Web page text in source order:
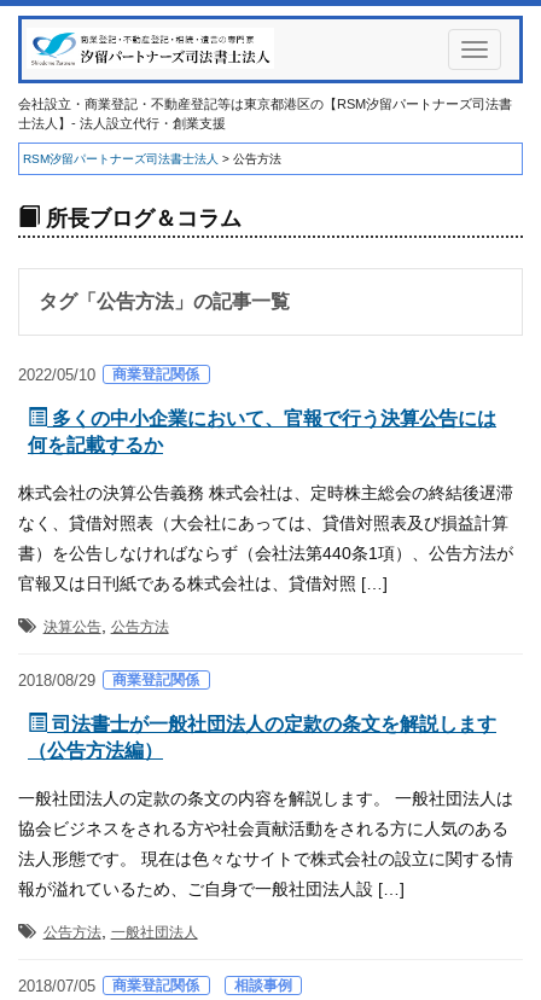
Toggle
会社設立・商業登記・不動産登記等は東京都港区の【RSM汐留パートナーズ司法書
士法人】- 法人設立代行・創業支援
RSM汐留パートナーズ司法書士法人 > 公告方法
所長ブログ＆コラム
タグ「 公告方法 」の記事一覧
2022/05/10 商業登記関係
多くの中小企業において、官報で行う決算公告には
何を記載するか
株式会社の決算公告義務 株式会社は、定時株主総会の終結後遅滞
なく、貸借対照表（大会社にあっては、貸借対照表及び損益計算
書）を公告しなければならず（会社法第440条1項）、公告方法が
官報又は日刊紙である株式会社は、貸借対照 […]
決算公告, 公告方法
2018/08/29 商業登記関係
司法書士が一般社団法人の定款の条文を解説します
（公告方法編）
一般社団法人の定款の条文の内容を解説します。 一般社団法人は
協会ビジネスをされる方や社会貢献活動をされる方に人気のある
法人形態です。 現在は色々なサイトで株式会社の設立に関する情
報が溢れているため、ご自身で一般社団法人設 […]
公告方法, 一般社団法人
2018/07/05 商業登記関係 相談事例